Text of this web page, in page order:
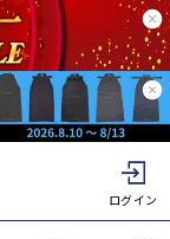
ログイン